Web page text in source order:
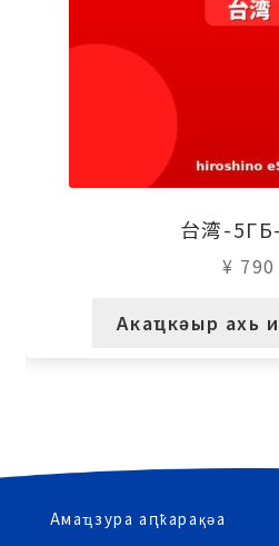
台湾-
¥ 790
Акаҵкәыр ахь
Амаҵзура аԥҟарақәа